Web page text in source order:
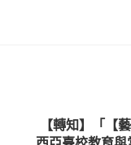
【轉知】「【